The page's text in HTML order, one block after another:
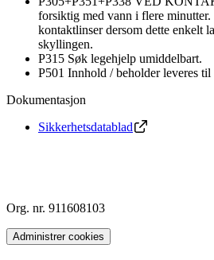
forsiktig med vann i flere minutter.
kontaktlinser dersom dette enkelt
skyllingen.
P315 Søk legehjelp umiddelbart.
P501 Innhold / beholder leveres
Dokumentasjon
Sikkerhetsdatablad
Org. nr. 911608103
Administrer cookies